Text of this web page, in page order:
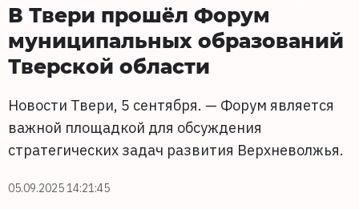
В Твери прошёл Форум
муниципальных образований
Тверской области
Новости Твери, 5 сентября. — Форум является
важной площадкой для обсуждения
стратегических задач развития Верхневолжья.
05.09.2025 14:21:45